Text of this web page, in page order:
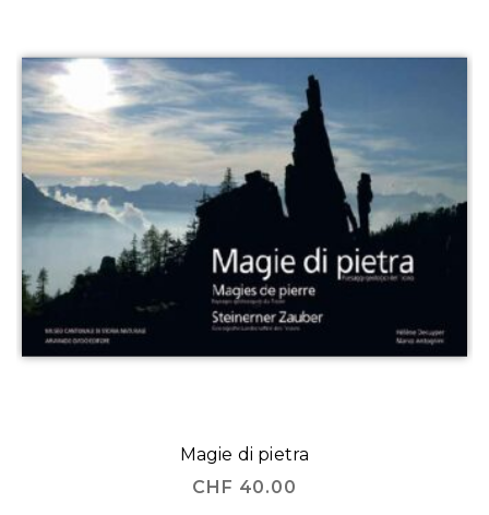
Magie di pietra
CHF 40.00